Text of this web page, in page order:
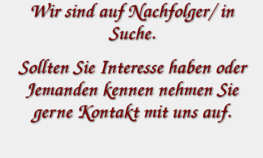
Wir sind auf Nachfolger/ in
Suche.
Sollten Sie Interesse haben oder
Jemanden kennen nehmen Sie
gerne Kontakt mit uns auf.